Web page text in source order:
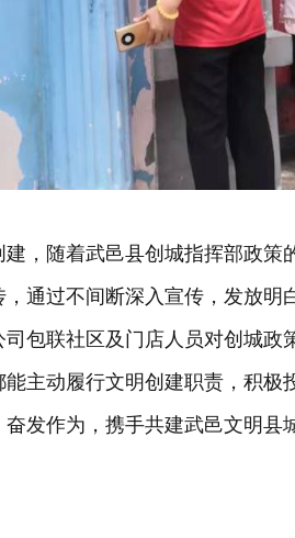
，随着武邑县创城指挥部政策
通过不间断深入宣传，发放明
包联社区及门店人员对创城政
主动履行文明创建职责，积极
发作为，携手共建武邑文明县